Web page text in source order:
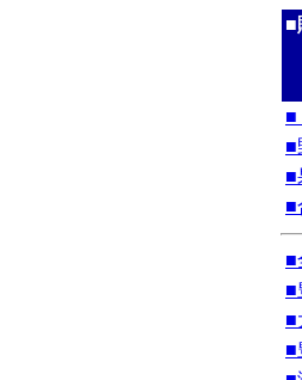
■
■
■
■
■
■
■
■
■